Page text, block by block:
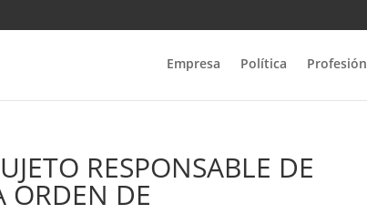
Empresa Política Profesión
RESPONSABLE DE
ORDEN DE